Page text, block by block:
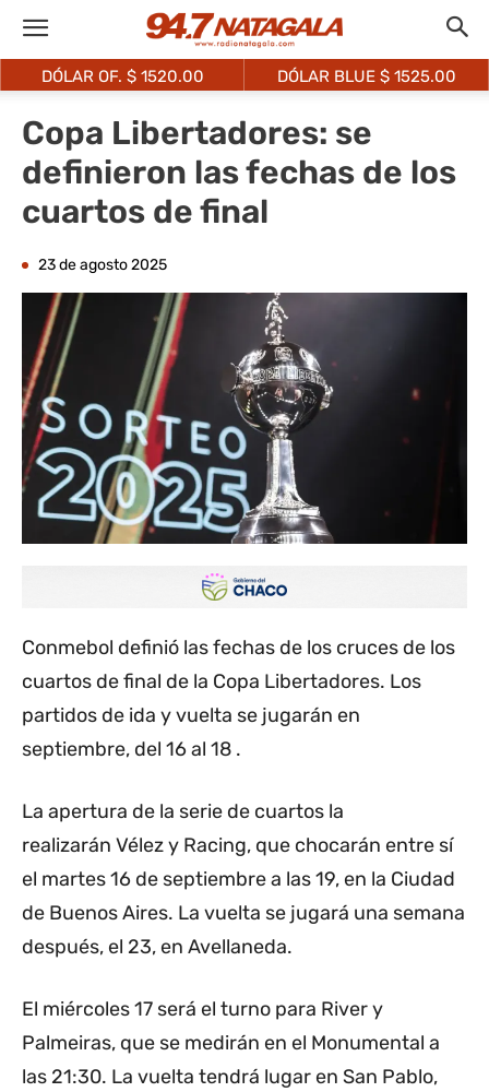
DÓLAR OF. $ 1520.00 DÓLAR BLUE $ 1525.00
Copa Libertadores: se
definieron las fechas de los
cuartos de final
23 de agosto 2025
Conmebol definió las fechas de los cruces de los
cuartos de final de la Copa Libertadores. Los
partidos de ida y vuelta se jugarán en
septiembre, del 16 al 18 .
La apertura de la serie de cuartos la
realizarán Vélez y Racing, que chocarán entre sí
el martes 16 de septiembre a las 19, en la Ciudad
de Buenos Aires. La vuelta se jugará una semana
después, el 23, en Avellaneda.
El miércoles 17 será el turno para River y
Palmeiras, que se medirán en el Monumental a
las 21:30. La vuelta tendrá lugar en San Pablo,